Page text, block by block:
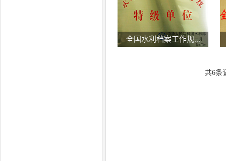
全国水利档案工作规...
共6条